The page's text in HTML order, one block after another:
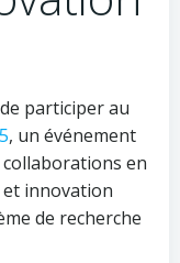
participer au
, un événement
en
innovation
de recherche